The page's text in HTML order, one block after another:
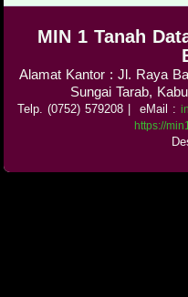
MIN 1 Tanah
Alamat Kantor : Jl. Raya
Sungai Tarab,
Telp. (0752) 579208 | eMail :
https://